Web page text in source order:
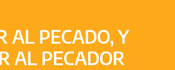
AL PECADO, Y
AL PECADOR